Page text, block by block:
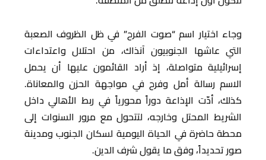
وجاء اختيار اسم “صوت الفرح” في ظل الظروف الصعبة
التي عاشها الجنوبيون آنذاك، من احتلال واعتداءات
إسرائيلية متواصلة، إذ أراد القائمون عليها أن يحمل
الاسم رسالة أمل وفرح في مواجهة الحزن والمعاناة.
كذلك، أدّت الإذاعة دوراً محورياً في ربط الأهالي داخل
الشريط المحتل وخارجه، لتتحول مع مرور السنوات إلى
محطة حاضرة في الحياة اليومية لسكان الجنوب ومدينة
صور تحديداً، وفق ما يقول شرف الدين.